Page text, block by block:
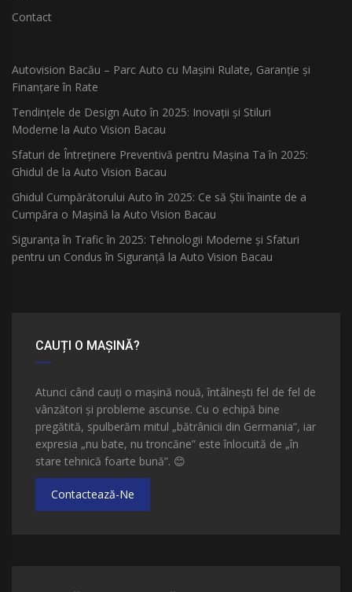
Contact
Autovision Bacău – Parc Auto cu Mașini Rulate, Garanție și
Finanțare în Rate
Tendințele de Design Auto în 2025: Inovații și Stiluri
Moderne la Auto Vision Bacau
Sfaturi de Întreținere Preventivă pentru Mașina Ta în 2025:
Ghidul de la Auto Vision Bacau
Ghidul Cumpărătorului Auto în 2025: Ce să Știi înainte de a
Cumpăra o Mașină la Auto Vision Bacau
Siguranța în Trafic în 2025: Tehnologii Moderne și Sfaturi
pentru un Condus în Siguranță la Auto Vision Bacau
CAUȚI O MAȘINĂ?
Atunci când cauți o mașină nouă, întâlnești fel de fel de
vânzători și probleme ascunse. Cu o echipă bine
pregătită, spulberăm mitul „bătrânicii din Germania”, iar
expresia „nu bate, nu troncăne” este înlocuită de „în
stare tehnică foarte bună”. 😊
Contactează-Ne